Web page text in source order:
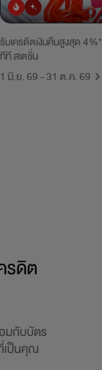
ยอดนิยมมาใหม่
รับเครดิตเงินคืนสูงสุด
ทีที สเตชั่น
1 มิ.ย. 69 - 31 ต.ค. 69
รดิต
มกับบัตร
เป็นคุณ